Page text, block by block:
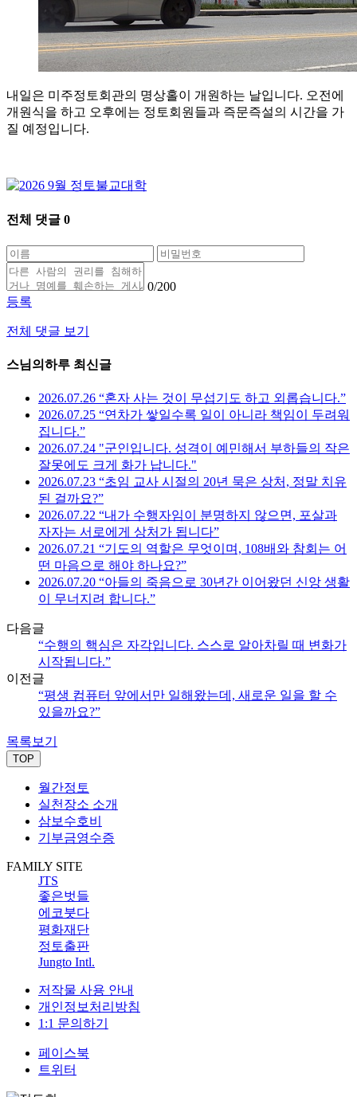
내일은 미주정토회관의 명상홀이 개원하는 날입니다. 오전에
개원식을 하고 오후에는 정토회원들과 즉문즉설의 시간을 가
질 예정입니다.
전체 댓글 0
0/200
등록
전체 댓글 보기
스님의하루 최신글
2026.07.26 “혼자 사는 것이 무섭기도 하고 외롭습니다.”
2026.07.25 “연차가 쌓일수록 일이 아니라 책임이 두려워
집니다.”
2026.07.24 "군인입니다. 성격이 예민해서 부하들의 작은
잘못에도 크게 화가 납니다."
2026.07.23 “초임 교사 시절의 20년 묵은 상처, 정말 치유
된 걸까요?”
2026.07.22 “내가 수행자임이 분명하지 않으면, 포살과
자자는 서로에게 상처가 됩니다”
2026.07.21 “기도의 역할은 무엇이며, 108배와 참회는 어
떤 마음으로 해야 하나요?”
2026.07.20 “아들의 죽음으로 30년간 이어왔던 신앙 생활
이 무너지려 합니다.”
다음글
“수행의 핵심은 자각입니다. 스스로 알아차릴 때 변화가
시작됩니다.”
이전글
“평생 컴퓨터 앞에서만 일해왔는데, 새로운 일을 할 수
있을까요?”
목록보기
TOP
월간정토
실천장소 소개
삼보수호비
기부금영수증
FAMILY SITE
JTS
좋은벗들
에코붓다
평화재단
정토출판
Jungto Intl.
저작물 사용 안내
개인정보처리방침
1:1 문의하기
페이스북
트위터